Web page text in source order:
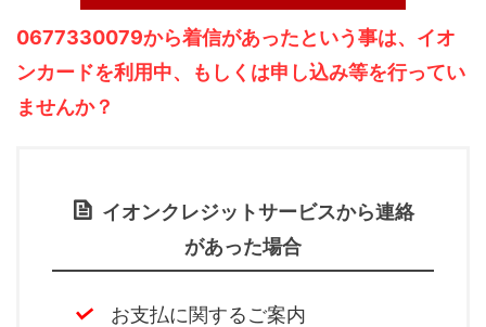
0677330079から着信があったという事は、イオ
ンカードを利用中、もしくは申し込み等を行ってい
ませんか？
イオンクレジットサービスから連絡
があった場合
お支払に関するご案内